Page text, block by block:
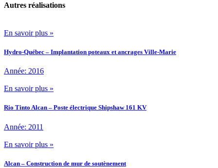
Autres réalisations
En savoir plus »
Hydro-Québec – Implantation poteaux et ancrages Ville-Marie
Année: 2016
En savoir plus »
Rio Tinto Alcan – Poste électrique Shipshaw 161 KV
Année: 2011
En savoir plus »
Alcan – Construction de mur de soutènement